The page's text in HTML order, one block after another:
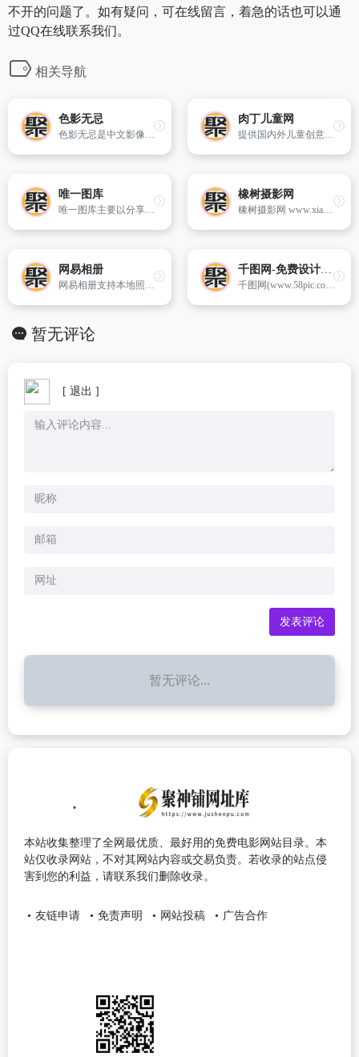
不开的问题了。如有疑问，可在线留言，着急的话也可以通
过QQ在线联系我们。
相关导航
色影无忌
色影无忌是中文影像生活门户,发布及时的影像和摄影行业动态新闻和权威的器材评测和产品资讯,提供高质量的摄影作品发布,摄影技巧交流与分享,拥有活跃度极高的摄影论坛,全球完整的器材库,摄影器材购买和交易平台,以及汽车、旅游、音响等影像生活内容。
肉丁儿童网
提供国内外儿童创意图片、儿童手工小制作教程以及儿童画学习,提升儿童的想象力、创造能力。
唯一图库
唯一图库主要以分享美女图片大全,唯美图片大全,风景图片大全,以及帅哥图片,卡通图片,搞笑图片,高清壁纸图片为内容的图库网,展现海量的图片内容为宗旨,做好的图片大全网站。
橡树摄影网
橡树摄影网 www.xiangshu.com 是中国具有影响力的著名摄影网站,摄友和驴友的家园,网站创办于2004年,至今拥有超过80万注册会员和4万vip付费会员,编著出版了20多本摄影图书。
网易相册
网易相册支持本地照片上传、批量快速上传和客户端快速上传,提供在线网络相册的稳定储存、VIP相册空间图片外链、摄影分享展示等服务。
千图网-免费设计图片素材网站-正版图库免费设计素材中国
千图网(www.58pic.com) 是专注正版图片设计素材下载的网站！提供矢量图素材、背景图片素材、矢量图库、psd素材、字体模板、设计素材、PPT模板、视频素材、插画绘画、平面设计模板、Excel模板素材以及网页模板、网站设计素材、网页图标的下载服务。
暂无评论
[ 退出 ]
暂无评论...
本站收集整理了全网最优质、最好用的免费电影网站目录。本
站仅收录网站，不对其网站内容或交易负责。若收录的站点侵
害到您的利益，请联系我们删除收录。
友链申请 免责声明 网站投稿 广告合作